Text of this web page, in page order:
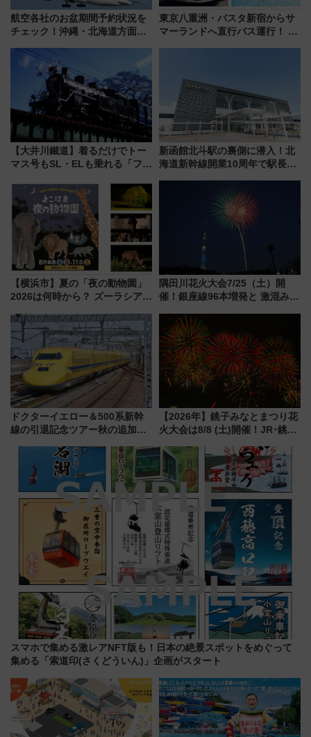
航空各社のお盆期間予約状況を
チェック！沖縄・北海道方面は
日は？
東京八重洲・バスタ新宿からサ
マーランドへ直行バス運行！ お
【大井川鐵道】着るだけでトー
マス号もSL・ELも乗れる「フリ
受注販売
新函館北斗駅の裏側に潜入！北
海道新幹線開業10周年で駅長
ト 参加方法や体験内容を紹介
【横浜市】夏の「夜の動物園」
2026は何時から？ ズーラシア・
見どころ、限定イベントを徹底
解説！
隅田川花火大会7/25（土）開
催！銀座線96本増発と 激混みの
アクセス攻略法、2万発の花火が
都心の夜に！
ドクターイエロー＆500系新幹
線の引退記念ツアー秋の追加企
ホテル情報まとめ
【2026年】銚子みなとまつり花
火大会は8/8 (土)開催！JR･銚子
報、利根川に咲く8,000発の大迫
力＆屋台を満喫
スマホで集める激レアNFT版も！日本の絶景スポットをめぐって
集める「索道印(さくどういん)」企画がスタート